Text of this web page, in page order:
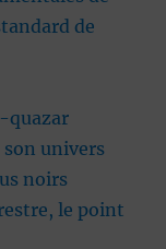
de
quazar
univers
noirs
le point